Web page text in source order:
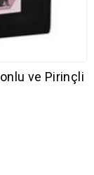
ve Pirinçli